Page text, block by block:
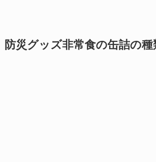
防災グッズ非常食の缶詰の種